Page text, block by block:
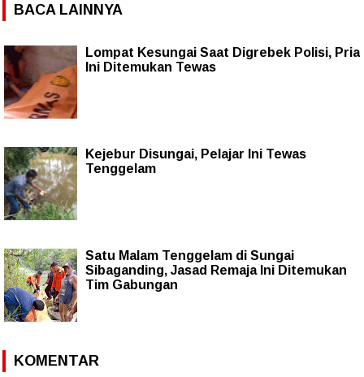
BACA LAINNYA
Lompat Kesungai Saat Digrebek Polisi, Pria
Ini Ditemukan Tewas
Kejebur Disungai, Pelajar Ini Tewas
Tenggelam
Satu Malam Tenggelam di Sungai
Sibaganding, Jasad Remaja Ini Ditemukan
Tim Gabungan
KOMENTAR